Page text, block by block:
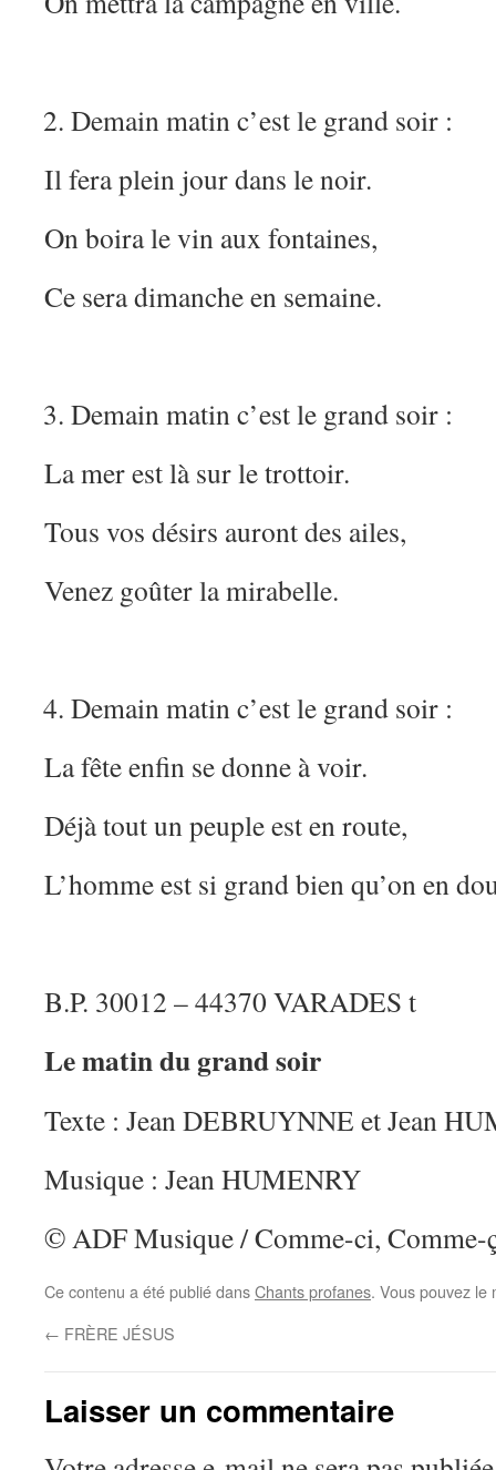
Demain matin c’est le grand soir :
Il fera plein jour dans le noir.
On boira le vin aux fontaines,
Ce sera dimanche en semaine.
Demain matin c’est le grand soir :
La mer est là sur le trottoir.
Tous vos désirs auront des ailes,
Venez goûter la mirabelle.
Demain matin c’est le grand soir :
La fête enfin se donne à voir.
Déjà tout un peuple est en route,
L’homme est si grand bien qu’on en
B.P. 30012 – 44370 VARADES t
Le matin du grand soir
Texte : Jean DEBRUYNNE et Jean
Musique : Jean HUMENRY
© ADF Musique / Comme-ci, Comme-
Ce contenu a été publié dansChants profanes. Vous pouvez
← FRÈRE JÉSUS
Laisser un commentaire